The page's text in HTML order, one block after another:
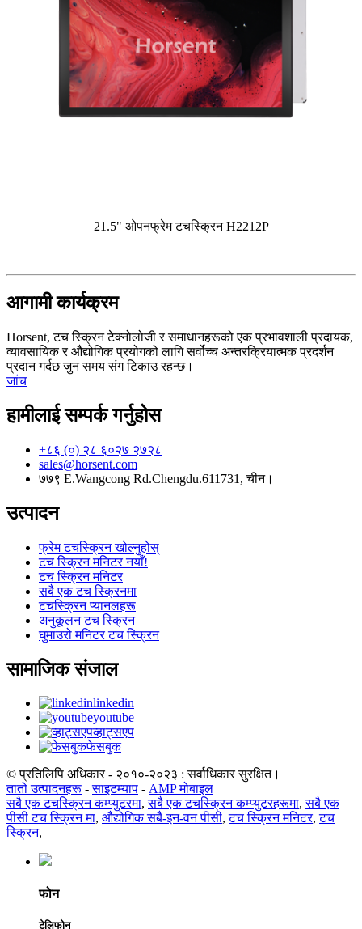
21.5" ओपनफ्रेम टचस्क्रिन H2212P
आगामी कार्यक्रम
Horsent, टच स्क्रिन टेक्नोलोजी र समाधानहरूको एक प्रभावशाली प्रदायक,
व्यावसायिक र औद्योगिक प्रयोगको लागि सर्वोच्च अन्तरक्रियात्मक प्रदर्शन
प्रदान गर्दछ जुन समय संग टिकाउ रहन्छ।
जांच
हामीलाई सम्पर्क गर्नुहोस
+८६ (०) २८ ६०२७ २७२८
sales@horsent.com
७७९ E.Wangcong Rd.Chengdu.611731, चीन।
उत्पादन
फ्रेम टचस्क्रिन खोल्नुहोस्
टच स्क्रिन मनिटर नयाँ!
टच स्क्रिन मनिटर
सबै एक टच स्क्रिनमा
टचस्क्रिन प्यानलहरू
अनुकूलन टच स्क्रिन
घुमाउरो मनिटर टच स्क्रिन
सामाजिक संजाल
linkedin
youtube
व्हाट्सएप
फेसबुक
© प्रतिलिपि अधिकार - २०१०-२०२३ : सर्वाधिकार सुरक्षित।
तातो उत्पादनहरू -साइटम्याप - AMP मोबाइल
सबै एक टचस्क्रिन कम्प्युटरमा,सबै एक टचस्क्रिन कम्प्युटरहरूमा,सबै एक
पीसी टच स्क्रिन मा, औद्योगिक सबै-इन-वन पीसी,टच स्क्रिन मनिटर,टच
स्क्रिन,
फोन
टेलिफोन